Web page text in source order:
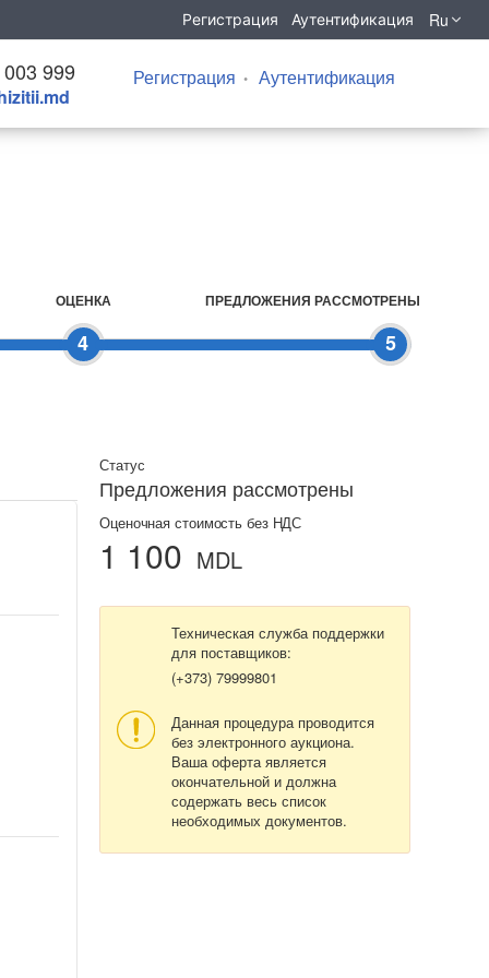
Регистрация Аутентификация Ru
999 Регистрация Аутентификация
4
ОЦЕНКА
5
ПРЕДЛОЖЕНИЯ РАССМОТРЕНЫ
Статус
Предложения рассмотрены
Оценочная стоимость без НДС
1 100 MDL
Техническая служба поддержки
для поставщиков:
(+373) 79999801
Данная процедура проводится
без электронного аукциона.
Ваша оферта является
окончательной и должна
содержать весь список
необходимых документов.